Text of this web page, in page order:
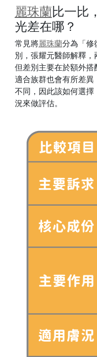
麗珠蘭比一比
光差在哪？
常見將麗珠蘭分為「修
別，張耀元醫師解釋，
但差別主要在於額外
適合族群也會有所差異
不同，因此該如何選
況來做評估。